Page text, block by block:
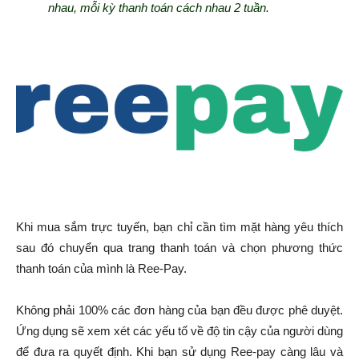
nhau, mỗi kỳ thanh toán cách nhau 2 tuần.
Khi mua sắm trực tuyến, bạn chỉ cần tìm mặt hàng yêu thích
sau đó chuyển qua trang thanh toán và chọn phương thức
thanh toán của mình là Ree-Pay.
Không phải 100% các đơn hàng của bạn đều được phê duyệt.
Ứng dụng sẽ xem xét các yếu tố về độ tin cậy của người dùng
để đưa ra quyết định. Khi bạn sử dụng Ree-pay càng lâu và